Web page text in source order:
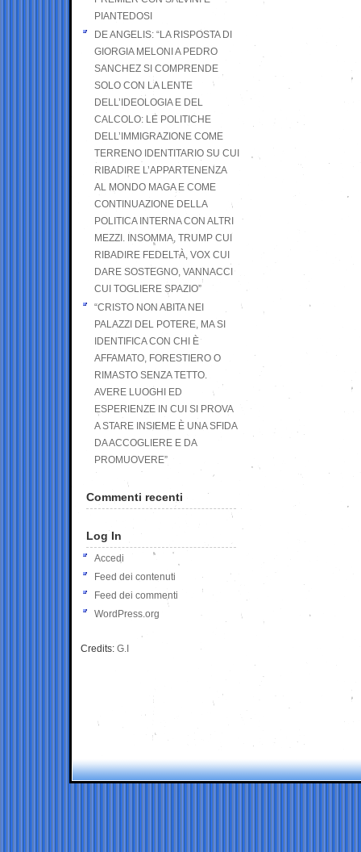
PIANTEDOSI
DE ANGELIS: “LA RISPOSTA DI
GIORGIA MELONI A PEDRO
SANCHEZ SI COMPRENDE
SOLO CON LA LENTE
DELL’IDEOLOGIA E DEL
CALCOLO: LE POLITICHE
DELL’IMMIGRAZIONE COME
TERRENO IDENTITARIO SU CUI
RIBADIRE L’APPARTENENZA
AL MONDO MAGA E COME
CONTINUAZIONE DELLA
POLITICA INTERNA CON ALTRI
MEZZI. INSOMMA, TRUMP CUI
RIBADIRE FEDELTÀ, VOX CUI
DARE SOSTEGNO, VANNACCI
CUI TOGLIERE SPAZIO”
“CRISTO NON ABITA NEI
PALAZZI DEL POTERE, MA SI
IDENTIFICA CON CHI È
AFFAMATO, FORESTIERO O
RIMASTO SENZA TETTO.
AVERE LUOGHI ED
ESPERIENZE IN CUI SI PROVA
A STARE INSIEME È UNA SFIDA
DA ACCOGLIERE E DA
PROMUOVERE”
Commenti recenti
Log In
Accedi
Feed dei contenuti
Feed dei commenti
WordPress.org
Credits: G.I